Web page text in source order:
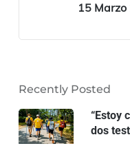
15
Recently Posted
“Estoy
dos